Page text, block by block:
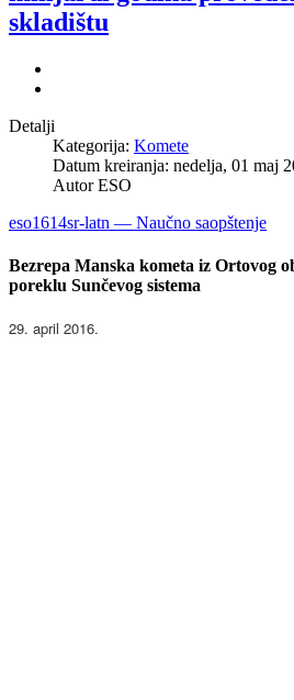
skladištu
Detalji
Kategorija: Komete
Datum kreiranja: nedelja, 01 maj
AutorESO
eso1614sr-latn — Naučno saopštenje
Bezrepa Manska kometa iz Ortovog
poreklu Sunčevog sistema
29. april 2016.